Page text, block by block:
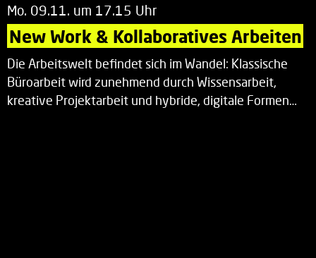
Mo. 09.11. um 17.15 Uhr
New Work & Kollaboratives Arbeiten
Die Arbeitswelt befindet sich im Wandel: Klassische
Büroarbeit wird zunehmend durch Wissensarbeit,
kreative Projektarbeit und hybride, digitale Formen…